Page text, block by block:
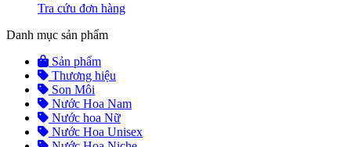
Tra cứu đơn hàng
Danh mục sản phẩm
Sản phẩm
Thương hiệu
Son Môi
Nước Hoa Nam
Nước hoa Nữ
Nước Hoa Unisex